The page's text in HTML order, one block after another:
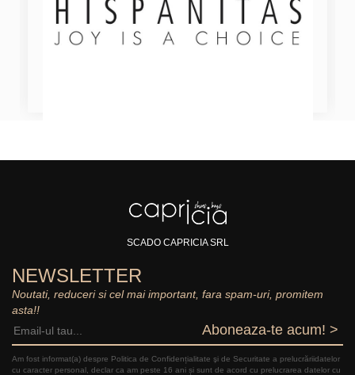
SCADO CAPRICIA SRL
NEWSLETTER
Noutati, reduceri si cel mai important, fara spam-uri, promitem
asta!!
Aboneaza-te acum! >
Am fost informat(a) despre Politica de Confidențialitate şi de Securitate a prelucrăriidatelor
cu caracter personal, declar ca am peste 16 ani și sunt de acord cu prelucrarea datelor cu